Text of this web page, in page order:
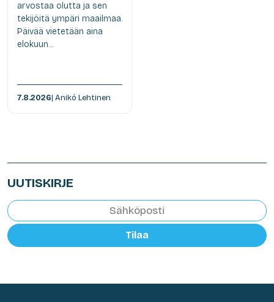
arvostaa olutta ja sen
tekijöitä ympäri maailmaa.
Päivää vietetään aina
elokuun...
7.8.2026| Anikó Lehtinen
UUTISKIRJE
Tilaa